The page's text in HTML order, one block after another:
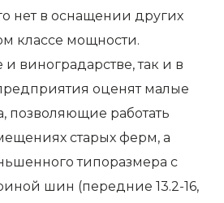
нет в оснащении других
классе мощности.
и виноградарстве, так и в
оценят малые
позволяющие работать
старых ферм, а
типоразмера с
шин (передние 13.2-16,